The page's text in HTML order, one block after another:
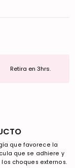
Retira en 3hrs.
que favorece la
que se adhiere y
choques externos.